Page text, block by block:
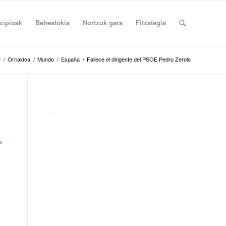
Beheatokia Nortzuk gara Fitxategia
/ Orrialdea / Mundo / España / Fallece el dirigente del PSOE Pedro Zerolo
.